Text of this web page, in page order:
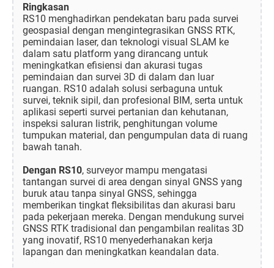
Ringkasan
RS10 menghadirkan pendekatan baru pada survei
geospasial dengan mengintegrasikan GNSS RTK,
pemindaian laser, dan teknologi visual SLAM ke
dalam satu platform yang dirancang untuk
meningkatkan efisiensi dan akurasi tugas
pemindaian dan survei 3D di dalam dan luar
ruangan. RS10 adalah solusi serbaguna untuk
survei, teknik sipil, dan profesional BIM, serta untuk
aplikasi seperti survei pertanian dan kehutanan,
inspeksi saluran listrik, penghitungan volume
tumpukan material, dan pengumpulan data di ruang
bawah tanah.
Dengan RS10, surveyor mampu mengatasi
tantangan survei di area dengan sinyal GNSS yang
buruk atau tanpa sinyal GNSS, sehingga
memberikan tingkat fleksibilitas dan akurasi baru
pada pekerjaan mereka. Dengan mendukung survei
GNSS RTK tradisional dan pengambilan realitas 3D
yang inovatif, RS10 menyederhanakan kerja
lapangan dan meningkatkan keandalan data.